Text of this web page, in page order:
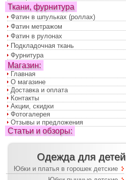
Ткани, фурнитура
Фатин в шпульках (роллах)
Фатин метражом
Фатин в рулонах
Подкладочная ткань
Фурнитура
Магазин:
Главная
О магазине
Доставка и оплата
Контакты
Акции, скидки
Фотогалерея
Отзывы и предложения
Статьи и обзоры:
Одежда для детей
Юбки и платья в горошек детские